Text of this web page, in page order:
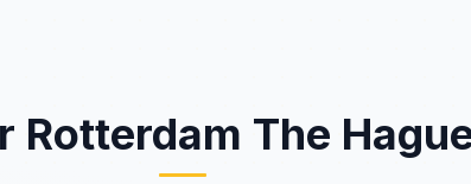
Rotterdam The